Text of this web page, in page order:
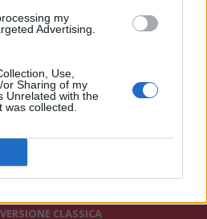
my
Advertising.
Use,
Sharing of my
Unrelated with the
collected.
CLASSICA